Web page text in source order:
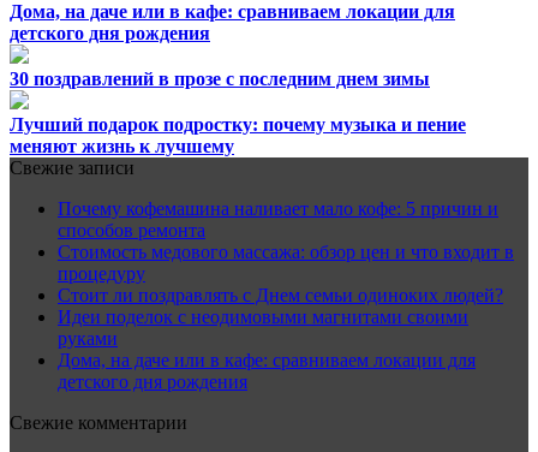
Дома, на даче или в кафе: сравниваем локации для
детского дня рождения
30 поздравлений в прозе с последним днем зимы
Лучший подарок подростку: почему музыка и пение
меняют жизнь к лучшему
Свежие записи
Почему кофемашина наливает мало кофе: 5 причин и
способов ремонта
Стоимость медового массажа: обзор цен и что входит в
процедуру
Стоит ли поздравлять с Днем семьи одиноких людей?
Идеи поделок с неодимовыми магнитами своими
руками
Дома, на даче или в кафе: сравниваем локации для
детского дня рождения
Свежие комментарии